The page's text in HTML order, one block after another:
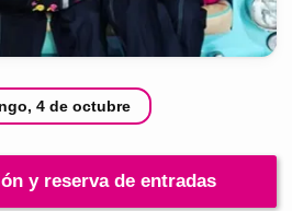
4 de octubre
y reserva de entradas